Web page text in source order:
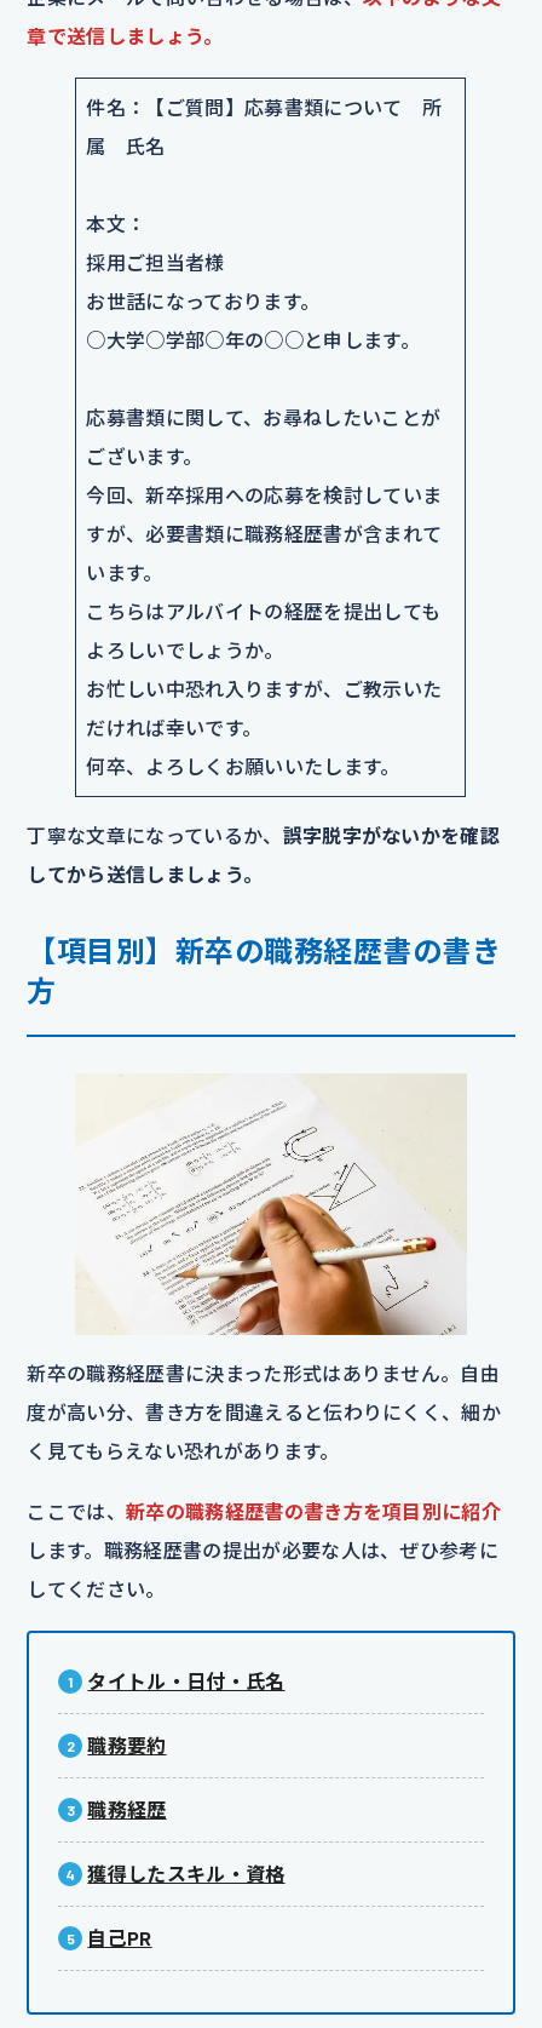
章で送信しましょう。
件名：【ご質問】応募書類について 所
属 氏名
本文：
採用ご担当者様
お世話になっております。
○大学○学部○年の○○と申します。
応募書類に関して、お尋ねしたいことが
ございます。
今回、新卒採用への応募を検討していま
すが、必要書類に職務経歴書が含まれて
います。
こちらはアルバイトの経歴を提出しても
よろしいでしょうか。
お忙しい中恐れ入りますが、ご教示いた
だければ幸いです。
何卒、よろしくお願いいたします。
丁寧な文章になっているか、 誤字脱字がないかを確認
してから送信しましょう。
【項目別】新卒の職務経歴書の書き
方
新卒の職務経歴書に決まった形式はありません。自由
度が高い分、書き方を間違えると伝わりにくく、細か
く見てもらえない恐れがあります。
ここでは、 新卒の職務経歴書の書き方を項目別に紹介
します。職務経歴書の提出が必要な人は、ぜひ参考に
してください。
タイトル・日付・氏名
職務要約
職務経歴
獲得したスキル・資格
自己PR